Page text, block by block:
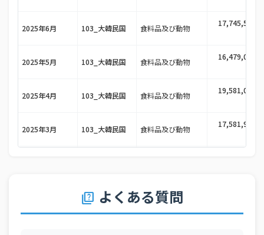
2025年6月 103_大韓民国 食料品及び動物
17,745,592千
2025年5月 103_大韓民国 食料品及び動物
16,479,011千
2025年4月 103_大韓民国 食料品及び動物
19,581,098千
2025年3月 103_大韓民国 食料品及び動物
17,581,908千
103_大韓民国 食料品及び動物
quiz よくある質問